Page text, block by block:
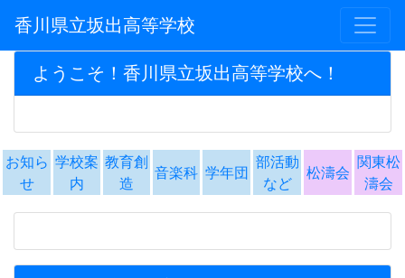
香川県立坂出高等学校
ようこそ！香川県立坂出高等学校へ！
お知ら
せ
学校案
内
教育創
造
部活動
など
関東松
濤会